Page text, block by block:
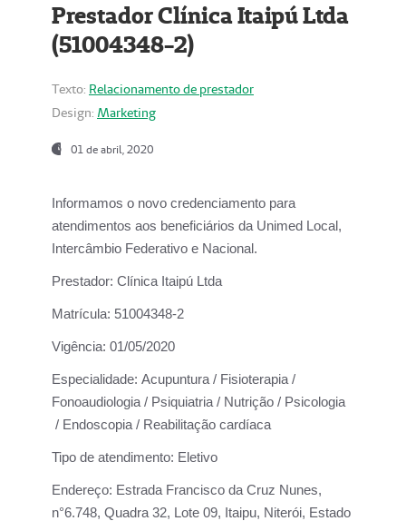
Prestador Clínica Itaipú Ltda
(51004348-2)
Texto: Relacionamento de prestador
Design: Marketing
01 de abril, 2020
Informamos o novo credenciamento para
atendimentos aos beneficiários da Unimed Local,
Intercâmbio Federativo e Nacional.
Prestador: Clínica Itaipú Ltda
Matrícula: 51004348-2
Vigência: 01/05/2020
Especialidade: Acupuntura / Fisioterapia /
Fonoaudiologia / Psiquiatria / Nutrição / Psicologia
/ Endoscopia / Reabilitação cardíaca
Tipo de atendimento: Eletivo
Endereço: Estrada Francisco da Cruz Nunes,
n°6.748, Quadra 32, Lote 09, Itaipu, Niterói, Estado